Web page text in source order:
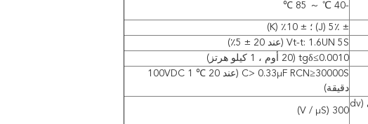
-40 ℃ ～ 85 ℃
± 5٪ (J) ؛ ± 10٪ (K)
Vt-t: 1.6UN 5S (عند 20 ± 5٪)
tgδ≤0.0010 (20 أوم ، 1 كيلو هرتز)
C> 0.33μF RCN≥30000S (عند 20 ℃ 100VDC 1
دقيقة)
وقت ارتفاع النبض الأقصى (dv
300 (V / μS)